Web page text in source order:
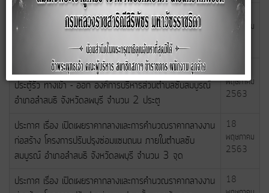
ประกาศ เรื่อง ประกาศผู้ชนะการเสนอราคา จ้างเหมาปรับปรุง
ซ่อมแซมถนน ภายในตำบลซับสมบูรณ์ อำเภอลำสนธิ จังหวัด
ลพบุรี จำนวน 3 จุด
พฤษภาคม
ประกาศ เรื่อง ประกาศผู้ชนะการเสนอราคา จ้างเหมาปรับปรุง
ประตู้รั้ว ทางเข้า - ออก องค์การบริหารส่วนตำบลซับสมบูรณ์
อำเภอลำสนธิ จังหวัดลพบุรี จำนวน 2 ประตู
พฤษภาคม
2563
ประกาศ เรื่อง เปิดเผยราคากลางและการคำนวณราคากลางงาน
ก่อสร้าง โครงการปรับปรุงซ่อมแซมถนน ภายในตำบลซับ
สมบูรณ์ อำเภอลำสนธิ จังหวัดลพบุรี จำนวน 3 จุด
18
พฤษภาคม
2563
ประกาศ เรื่อง เปิดเผยราคากลางและการคำนวณราคากลางงาน
18